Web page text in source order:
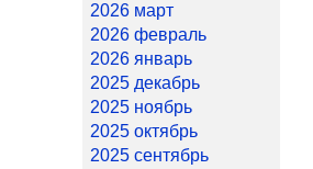
2026 март
2026 февраль
2026 январь
2025 декабрь
2025 ноябрь
2025 октябрь
2025 сентябрь